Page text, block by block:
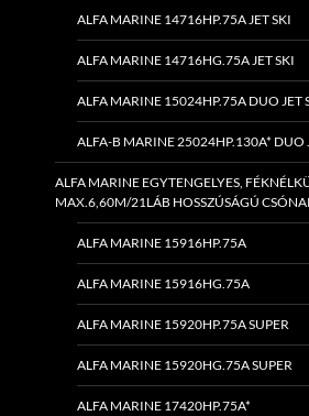
ALFA MARINE 14716HP.75A JET SKI
ALFA MARINE 14716HG.75A JET SKI
ALFA MARINE 15024HP.75A DUO JET
ALFA-B MARINE 25024HP.130A* DUO
ALFA MARINE EGYTENGELYES,
MAX.6,60M/21LÁB HOSSZÚSÁGÚ
ALFA MARINE 15916HP.75A
ALFA MARINE 15916HG.75A
ALFA MARINE 15920HP.75A SUPER
ALFA MARINE 15920HG.75A SUPER
ALFA MARINE 17420HP.75A*